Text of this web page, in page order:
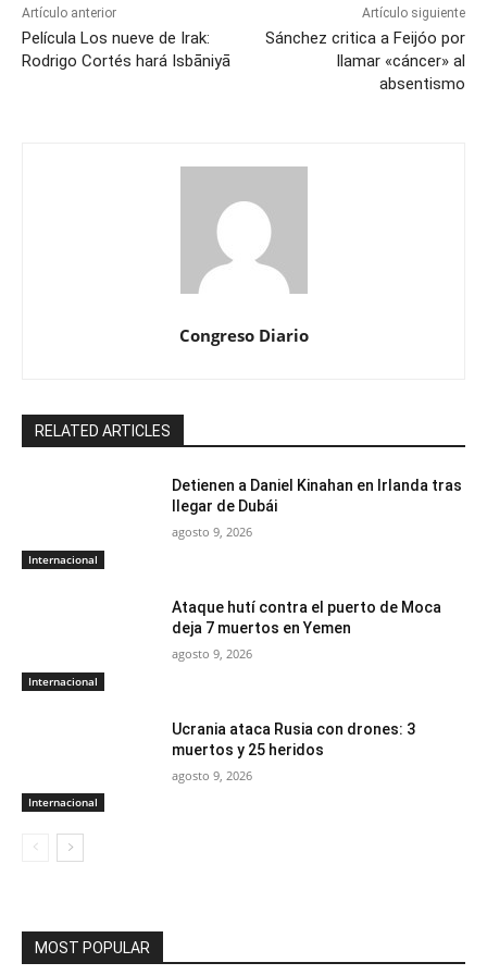
Artículo anterior
Película Los nueve de Irak:
Rodrigo Cortés hará Isbāniyā
Artículo siguiente
Sánchez critica a Feijóo por
llamar «cáncer» al
absentismo
Congreso Diario
RELATED ARTICLES
Internacional
Detienen a Daniel Kinahan en Irlanda tras
llegar de Dubái
agosto 9, 2026
Internacional
Ataque hutí contra el puerto de Moca
deja 7 muertos en Yemen
agosto 9, 2026
Internacional
Ucrania ataca Rusia con drones: 3
muertos y 25 heridos
agosto 9, 2026
MOST POPULAR